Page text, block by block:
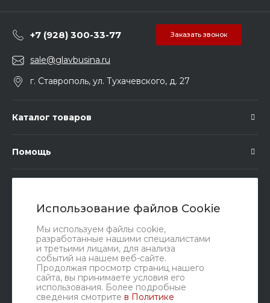
Использование файлов Cookie
Мы используем файлы cookie,
разработанные нашими специалистами
и третьими лицами, для анализа
событий на нашем веб-сайте.
Продолжая просмотр страниц нашего
сайта, вы принимаете условия его
использования. Более подробные
сведения смотрите в Политике
+7 (928) 300-33-77 Заказать звонок
sale@glavbusina.ru
г. Ставрополь, ул. Тухачевского, д. 27
Каталог товаров
Помощь